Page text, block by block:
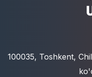
100035, Toshkent,